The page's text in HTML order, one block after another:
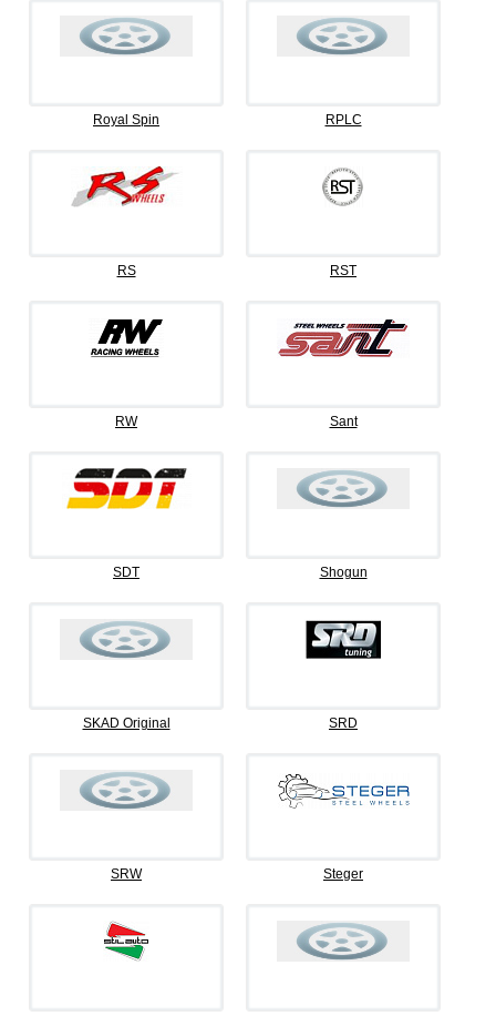
Royal Spin RPLC
RS RST
RW Sant
SDT Shogun
SKAD Original SRD
SRW Steger